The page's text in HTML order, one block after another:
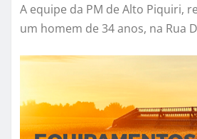
A equipe da PM de Alto Piquiri,
um homem de 34 anos, na Rua